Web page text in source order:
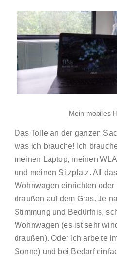
Mein mobiles
Das Tolle an der ganzen
was ich brauche! Ich
meinen Laptop, meinen
und meinen Sitzplatz. All
Wohnwagen einrichten oder
draußen auf dem Gras. Je
Stimmung und Bedürfnis,
Wohnwagen (es ist sehr
draußen). Oder ich arbeite
Sonne) und bei Bedarf